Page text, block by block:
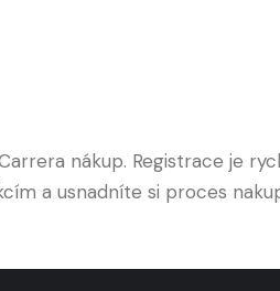
nákup. Registrace je
a usnadníte si proces